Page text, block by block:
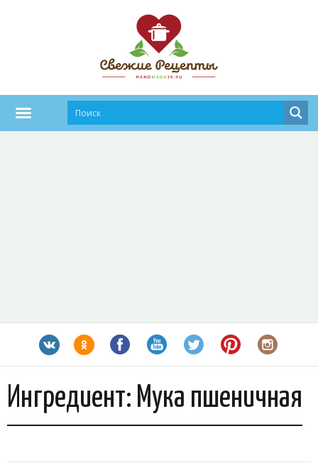
Ингредиент: Мука пшеничная